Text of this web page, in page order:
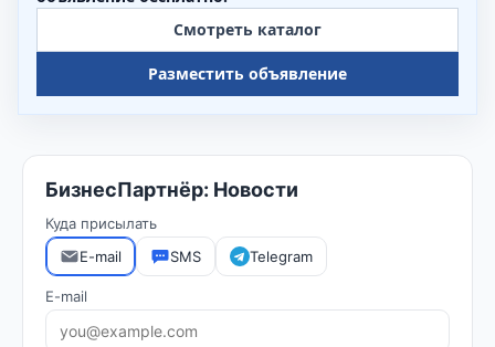
Смотреть каталог
Разместить объявление